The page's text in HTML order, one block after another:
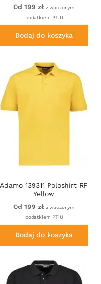
Od 199 zł z wliczonym
podatkiem PTiU
Dodaj do koszyka
Adamo 139311 Poloshirt RF
Yellow
Od 199 zł z wliczonym
podatkiem PTiU
Dodaj do koszyka